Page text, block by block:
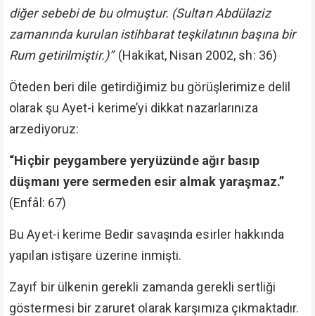
diğer sebebi de bu olmuştur. (Sultan Abdülaziz
zamanında kurulan istihbarat teşkilatının başına bir
Rum getirilmiştir.)” (Hakikat, Nisan 2002, sh: 36)
Öteden beri dile getirdiğimiz bu görüşlerimize delil
olarak şu Ayet-i kerime’yi dikkat nazarlarınıza
arzediyoruz:
“Hiçbir peygambere yeryüzünde ağır basıp
düşmanı yere sermeden esir almak yaraşmaz.”
(Enfâl: 67)
Bu Ayet-i kerime Bedir savaşında esirler hakkında
yapılan istişare üzerine inmişti.
Zayıf bir ülkenin gerekli zamanda gerekli sertliği
göstermesi bir zaruret olarak karşımıza çıkmaktadır.